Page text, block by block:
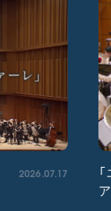
2026.07.17